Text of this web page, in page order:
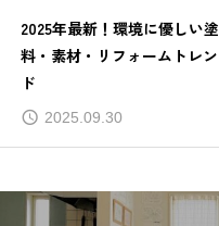
2025年最新！環境に優しい塗
料・素材・リフォームトレン
ド
2025.09.30